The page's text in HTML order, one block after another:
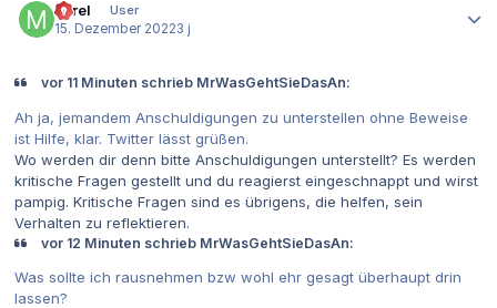
Mirel
User
15. Dezember 20223 j
vor 11 Minuten schrieb MrWasGehtSieDasAn:
Ah ja, jemandem Anschuldigungen zu unterstellen ohne Beweise
ist Hilfe, klar. Twitter lässt grüßen.
Wo werden dir denn bitte Anschuldigungen unterstellt? Es werden
kritische Fragen gestellt und du reagierst eingeschnappt und wirst
pampig. Kritische Fragen sind es übrigens, die helfen, sein
Verhalten zu reflektieren.
vor 12 Minuten schrieb MrWasGehtSieDasAn:
Was sollte ich rausnehmen bzw wohl ehr gesagt überhaupt drin
lassen?